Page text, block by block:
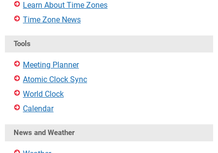
Learn About Time Zones
Time Zone News
Tools
Meeting Planner
Atomic Clock Sync
World Clock
Calendar
News and Weather